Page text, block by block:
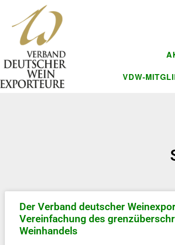
VDW-
Der Verband deutscher
Vereinfachung des
Weinhandels